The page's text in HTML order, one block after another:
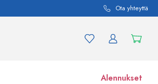
Ota yhteyttä
Alennukset